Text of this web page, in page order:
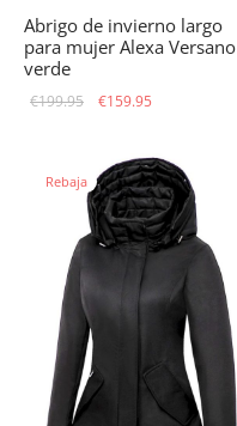
Abrigo de invierno largo
para mujer Alexa Versano
verde
€199.95
El precio
era:
€199.95.
€159.95
es:
€159.95.
Rebaja